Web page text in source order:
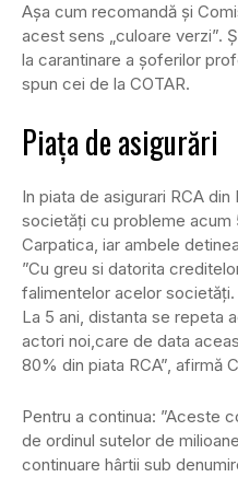
Așa cum recomandă și
acest sens „culoare verzi”.
la carantinare a șoferilor
spun cei de la COTAR.
Piața de asigurări
In piata de asigurari RCA
societăți cu probleme acum
Carpatica, iar ambele
”Cu greu si datorita
falimentelor acelor
La 5 ani, distanta se repeta
actori noi,care de data
80% din piata RCA”, afirmă
Pentru a continua: ”Aceste
de ordinul sutelor de
continuare hârtii sub